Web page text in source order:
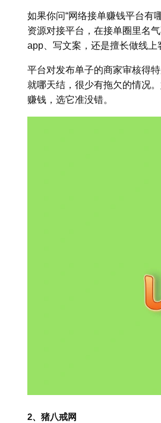
如果你问“网络接单赚钱平台有哪
资源对接平台，在接单圈里名
app、写文案，还是擅长做线
平台对发布单子的商家审核得
就哪天结，很少有拖欠的情况
赚钱，选它准没错。
2、猪八戒网